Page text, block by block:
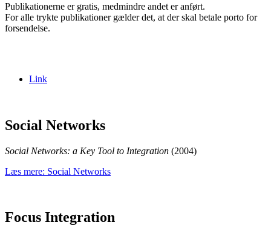
Publikationerne er gratis, medmindre andet er anført.
For alle trykte publikationer gælder det, at der skal betale porto for
forsendelse.
Link
Social Networks
Social Networks: a Key Tool to Integration (2004)
Læs mere: Social Networks
Focus Integration